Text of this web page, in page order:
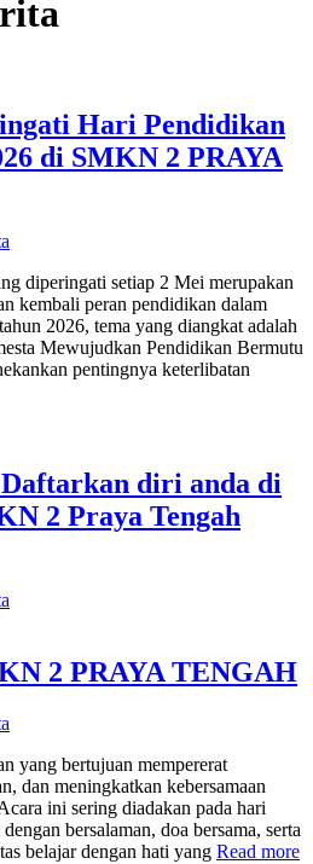
Hari Pendidikan
di SMKN 2 PRAYA
diperingati setiap 2 Mei merupakan
kembali peran pendidikan dalam
2026, tema yang diangkat adalah
Mewujudkan Pendidikan Bermutu
pentingnya keterlibatan
diri anda di
2 Praya Tengah
2 PRAYA TENGAH
yang bertujuan mempererat
dan meningkatkan kebersamaan
ini sering diadakan pada hari
bersalaman, doa bersama, serta
belajar dengan hati yang Read more